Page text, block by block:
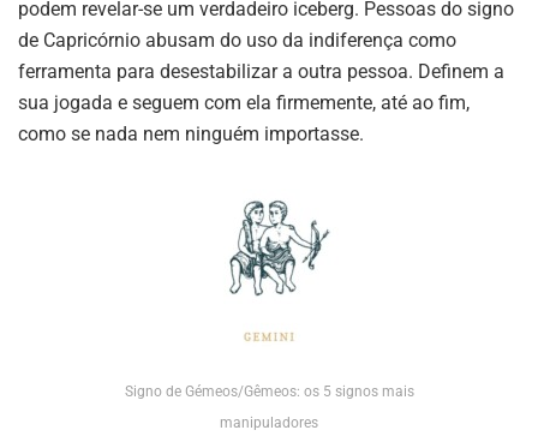
podem revelar-se um verdadeiro iceberg. Pessoas do signo
de Capricórnio abusam do uso da indiferença como
ferramenta para desestabilizar a outra pessoa. Definem a
sua jogada e seguem com ela firmemente, até ao fim,
como se nada nem ninguém importasse.
Signo de Gémeos/Gêmeos: os 5 signos mais
manipuladores